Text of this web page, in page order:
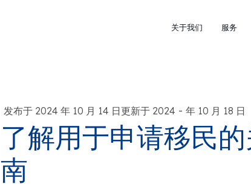
关于我们 服务
发布于 2024 年 10 月 14 日更新于 2024 - 年 10 月 18 日
了解用于申请移民
南